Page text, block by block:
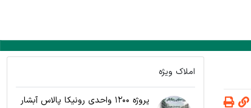
املاک ویژه
پروژه 1200 واحدی رونیکا پالاس آبشار